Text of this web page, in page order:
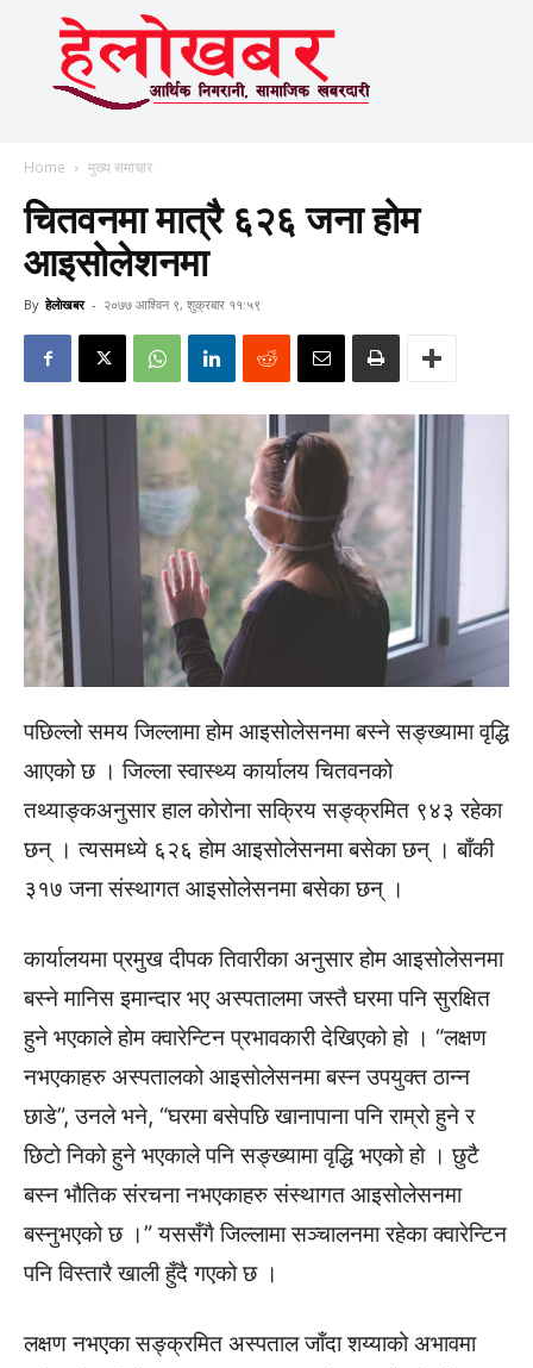
Home मुख्य समाचार
चितवनमा मात्रै ६२६ जना होम
आइसोलेशनमा
By हेलाेखबर - २०७७ आश्विन ९, शुक्रबार ११:५९
पछिल्लो समय जिल्लामा होम आइसोलेसनमा बस्ने सङ्ख्यामा वृद्धि
आएको छ । जिल्ला स्वास्थ्य कार्यालय चितवनको
तथ्याङ्कअनुसार हाल कोरोना सक्रिय सङ्क्रमित ९४३ रहेका
छन् । त्यसमध्ये ६२६ होम आइसोलेसनमा बसेका छन् । बाँकी
३१७ जना संस्थागत आइसोलेसनमा बसेका छन् ।
कार्यालयमा प्रमुख दीपक तिवारीका अनुसार होम आइसोलेसनमा
बस्ने मानिस इमान्दार भए अस्पतालमा जस्तै घरमा पनि सुरक्षित
हुने भएकाले होम क्वारेन्टिन प्रभावकारी देखिएको हो । “लक्षण
नभएकाहरु अस्पतालको आइसोलेसनमा बस्न उपयुक्त ठान्न
छाडे”, उनले भने, “घरमा बसेपछि खानापाना पनि राम्रो हुने र
छिटो निको हुने भएकाले पनि सङ्ख्यामा वृद्धि भएको हो । छुटै
बस्न भौतिक संरचना नभएकाहरु संस्थागत आइसोलेसनमा
बस्नुभएको छ ।” यससँगै जिल्लामा सञ्चालनमा रहेका क्वारेन्टिन
पनि विस्तारै खाली हुँदै गएको छ ।
लक्षण नभएका सङ्क्रमित अस्पताल जाँदा शय्याको अभावमा